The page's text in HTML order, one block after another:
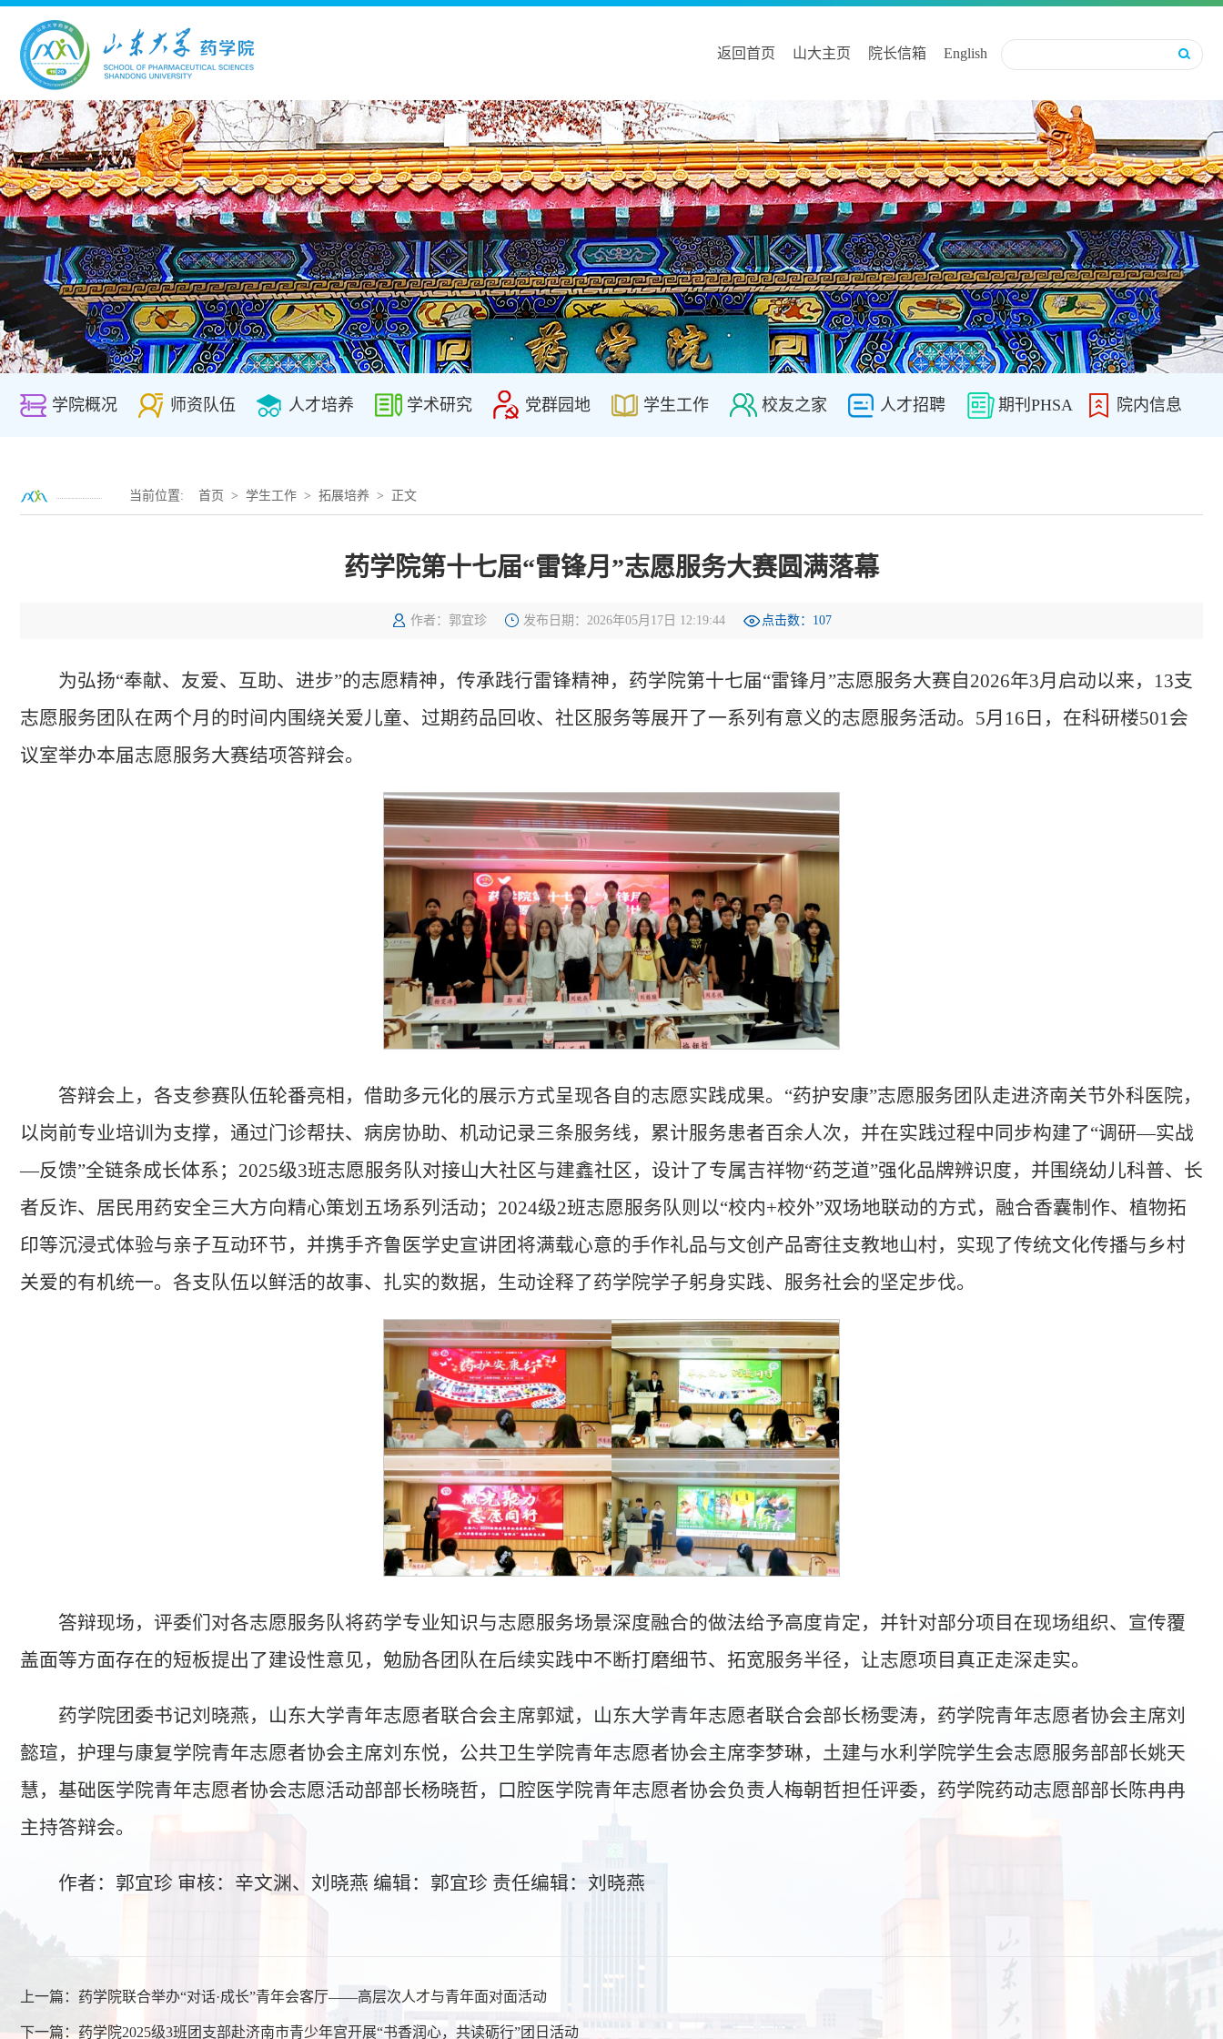
返回首页 山大主页 院长信箱 English
学院概况 师资队伍 人才培养 学术研究 党群园地 学生工作 校友之家 人才招聘 期刊PHSA 院内信息
当前位置: 首页 > 学生工作 > 拓展培养 > 正文
药学院第十七届“雷锋月”志愿服务大赛圆满落幕
作者：郭宜珍 发布日期：2026年05月17日 12:19:44 点击数： 107
为弘扬“奉献、友爱、互助、进步”的志愿精神，传承践行雷锋精神，药学院第十七届“雷锋月”志愿服务大赛自2026年3月启动以来，13支
志愿服务团队在两个月的时间内围绕关爱儿童、过期药品回收、社区服务等展开了一系列有意义的志愿服务活动。5月16日，在科研楼501会
议室举办本届志愿服务大赛结项答辩会。
答辩会上，各支参赛队伍轮番亮相，借助多元化的展示方式呈现各自的志愿实践成果。“药护安康”志愿服务团队走进济南关节外科医院，
以岗前专业培训为支撑，通过门诊帮扶、病房协助、机动记录三条服务线，累计服务患者百余人次，并在实践过程中同步构建了“调研—实战
—反馈”全链条成长体系；2025级3班志愿服务队对接山大社区与建鑫社区，设计了专属吉祥物“药芝道”强化品牌辨识度，并围绕幼儿科普、长
者反诈、居民用药安全三大方向精心策划五场系列活动；2024级2班志愿服务队则以“校内+校外”双场地联动的方式，融合香囊制作、植物拓
印等沉浸式体验与亲子互动环节，并携手齐鲁医学史宣讲团将满载心意的手作礼品与文创产品寄往支教地山村，实现了传统文化传播与乡村
关爱的有机统一。各支队伍以鲜活的故事、扎实的数据，生动诠释了药学院学子躬身实践、服务社会的坚定步伐。
答辩现场，评委们对各志愿服务队将药学专业知识与志愿服务场景深度融合的做法给予高度肯定，并针对部分项目在现场组织、宣传覆
盖面等方面存在的短板提出了建设性意见，勉励各团队在后续实践中不断打磨细节、拓宽服务半径，让志愿项目真正走深走实。
药学院团委书记刘晓燕，山东大学青年志愿者联合会主席郭斌，山东大学青年志愿者联合会部长杨雯涛，药学院青年志愿者协会主席刘
懿瑄，护理与康复学院青年志愿者协会主席刘东悦，公共卫生学院青年志愿者协会主席李梦琳，土建与水利学院学生会志愿服务部部长姚天
慧，基础医学院青年志愿者协会志愿活动部部长杨晓哲，口腔医学院青年志愿者协会负责人梅朝哲担任评委，药学院药动志愿部部长陈冉冉
主持答辩会。
作者：郭宜珍 审核：辛文渊、刘晓燕 编辑：郭宜珍 责任编辑：刘晓燕
上一篇： 药学院联合举办“对话·成长”青年会客厅——高层次人才与青年面对面活动
下一篇： 药学院2025级3班团支部赴济南市青少年宫开展“书香润心，共读砺行”团日活动